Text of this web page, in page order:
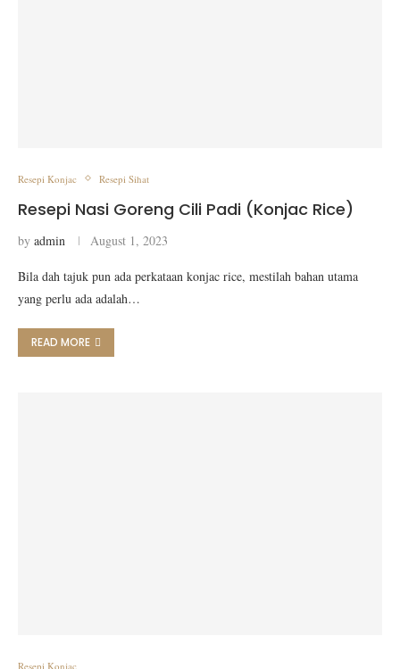
Resepi Konjac Resepi Sihat
Resepi Nasi Goreng Cili Padi (Konjac Rice)
by admin August 1, 2023
Bila dah tajuk pun ada perkataan konjac rice, mestilah bahan utama
yang perlu ada adalah…
READ MORE
Resepi Konjac